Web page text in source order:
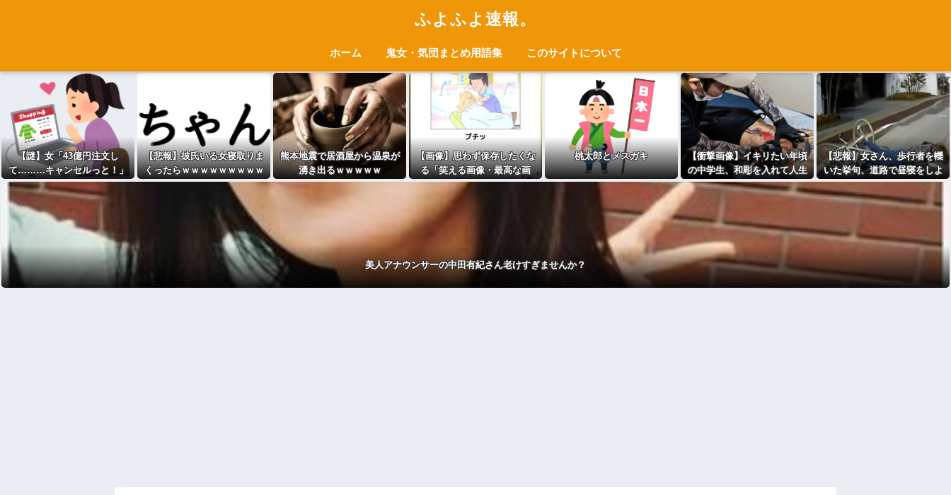
ふよふよ速報。
ホーム 鬼女・気団まとめ用語集 このサイトについて
【謎】女「43億円注文し
て………キャンセルっと！」
←こいつの目的
【悲報】彼氏いる女寝取りま
くったらｗｗｗｗｗｗｗｗｗ
ｗwwww
熊本地震で居酒屋から温泉が
湧き出るｗｗｗｗｗ
【画像】思わず保存したくな
る「笑える画像・最高な画
像」貼っていけｗｗｗｗｗ
桃太郎とメスガキ
【衝撃画像】イキリたい年頃
の中学生、和彫を入れて人生
終了⇒！！！
【悲報】女さん、歩行者を轢
いた挙句、道路で昼寝をしよ
うとしてしまう
美人アナウンサーの中田有紀さん老けすぎませんか？